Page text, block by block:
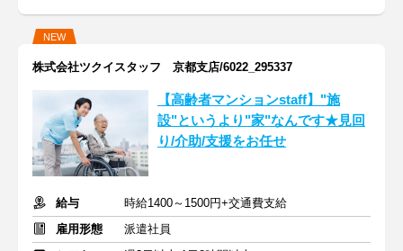
NEW
株式会社ツクイスタッフ 京都支店/6022_295337
【高齢者マンションstaff】"施
設"というより"家"なんです★見回
り/介助/支援をお任せ
給与
時給1400～1500円+交通費支給
雇用形態
派遣社員